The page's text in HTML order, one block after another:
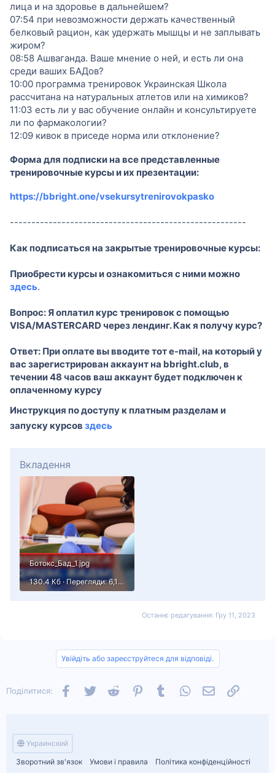
лица и на здоровье в дальнейшем?
07:54 при невозможности держать качественный
белковый рацион, как удержать мышцы и не заплывать
жиром?
08:58 Ашваганда. Ваше мнение о ней, и есть ли она
среди ваших БАДов?
10:00 программа тренировок Украинская Школа
рассчитана на натуральных атлетов или на химиков?
11:03 есть ли у вас обучение онлайн и консультируете
ли по фармакологии?
12:09 кивок в приседе норма или отклонение?
Форма для подписки на все представленные
тренировочные курсы и их презентации:
https://bbright.one/vsekursytrenirovokpasko
-------------------------------------------------------
Как подписаться на закрытые тренировочные курсы:
Приобрести курсы и ознакомиться с ними можно
здесь.
Вопрос: Я оплатил курс тренировок с помощью
VISA/MASTERCARD через лендинг. Как я получу курс?
Ответ: При оплате вы вводите тот e-mail, на который у
вас зарегистрирован аккаунт на bbright.club, в
течении 48 часов ваш аккаунт будет подключен к
оплаченному курсу
Инструкция по доступу к платным разделам и
запуску курсов здесь
Вкладення
Ботокс_Бад_1.jpg
130.4 Кб · Перегляди: 6,101
Останнє редагування: Гру 11, 2023
Увійдіть або зареєструйтеся для відповіді.
Поділитися: FacebookTwitter Reddit PinterestTumblr WhatsAppЕлектронна
Украинский
Зворотний зв'язок
Умови і правила Політика конфіденційності